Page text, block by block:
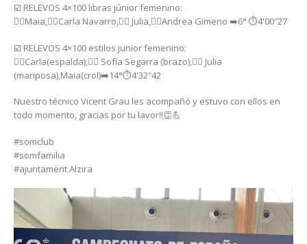
☑️ RELEVOS 4×100 libras júnior femenino:
🏊‍♀️Maia,🏊‍♀️Carla Navarro,🏊‍♀️ Julia,🏊‍♀️Andrea Gimeno ➡️6° ⏱️4'00″27
☑️ RELEVOS 4×100 estilos junior femenino:
🏊‍♀️Carla(espalda),🏊‍♀️ Sofía Segarra (brazo),🏊‍♀️ Julia
(mariposa),Maia(crol)➡️14°⏱️4'32″42
Nuestro técnico Vicent Grau les acompañó y estuvo con ellos en
todo momento, gracias por tu lavor!!👏💪
#somclub
#somfamilia
#ajuntament Alzira